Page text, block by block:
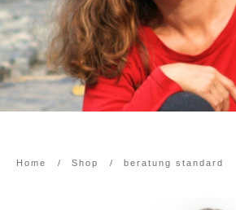
Home / Shop / beratung standard